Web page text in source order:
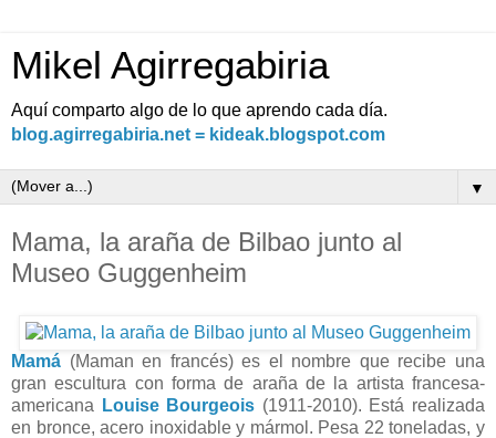
Mikel Agirregabiria
Aquí comparto algo de lo que aprendo cada día.
blog.agirregabiria.net = kideak.blogspot.com
▼
Mama, la araña de Bilbao junto al
Museo Guggenheim
Mamá (Maman en francés) es el nombre que recibe una
gran escultura con forma de araña de la artista francesa-
americana
Louise Bourgeois (1911-2010). Está realizada
en bronce, acero inoxidable y mármol. Pesa 22 toneladas, y